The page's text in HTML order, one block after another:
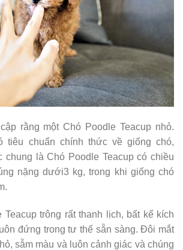
rằng một Chó Poodle Teacup nhỏ.
tiêu chuẩn chính thức về giống chó,
chung là Chó Poodle Teacup có chiều
nặng dưới3 kg, trong khi giống chó
Teacup trông rất thanh lịch, bất kể kích
đứng trong tư thế sẵn sàng. Đôi mắt
sẫm màu và luôn cảnh giác và chúng